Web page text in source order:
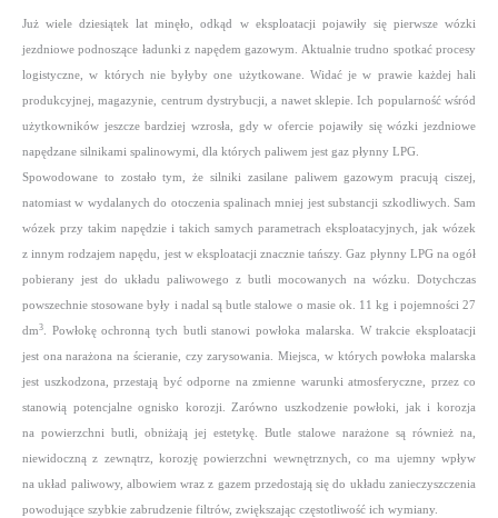
Już wiele dziesiątek lat minęło, odkąd w eksploatacji pojawiły się pierwsze wózki
jezdniowe podnoszące ładunki z napędem gazowym. Aktualnie trudno spotkać procesy
logistyczne, w których nie byłyby one użytkowane. Widać je w prawie każdej hali
produkcyjnej, magazynie, centrum dystrybucji, a nawet sklepie. Ich popularność wśród
użytkowników jeszcze bardziej wzrosła, gdy w ofercie pojawiły się wózki jezdniowe
napędzane silnikami spalinowymi, dla których paliwem jest gaz płynny LPG.
Spowodowane to zostało tym, że silniki zasilane paliwem gazowym pracują ciszej,
natomiast w wydalanych do otoczenia spalinach mniej jest substancji szkodliwych. Sam
wózek przy takim napędzie i takich samych parametrach eksploatacyjnych, jak wózek
z innym rodzajem napędu, jest w eksploatacji znacznie tańszy. Gaz płynny LPG na ogół
pobierany jest do układu paliwowego z butli mocowanych na wózku. Dotychczas
powszechnie stosowane były i nadal są butle stalowe o masie ok. 11 kg i pojemności 27
dm3 . Powłokę ochronną tych butli stanowi powłoka malarska. W trakcie eksploatacji
jest ona narażona na ścieranie, czy zarysowania. Miejsca, w których powłoka malarska
jest uszkodzona, przestają być odporne na zmienne warunki atmosferyczne, przez co
stanowią potencjalne ognisko korozji. Zarówno uszkodzenie powłoki, jak i korozja
na powierzchni butli, obniżają jej estetykę. Butle stalowe narażone są również na,
niewidoczną z zewnątrz, korozję powierzchni wewnętrznych, co ma ujemny wpływ
na układ paliwowy, albowiem wraz z gazem przedostają się do układu zanieczyszczenia
powodujące szybkie zabrudzenie filtrów, zwiększając częstotliwość ich wymiany.